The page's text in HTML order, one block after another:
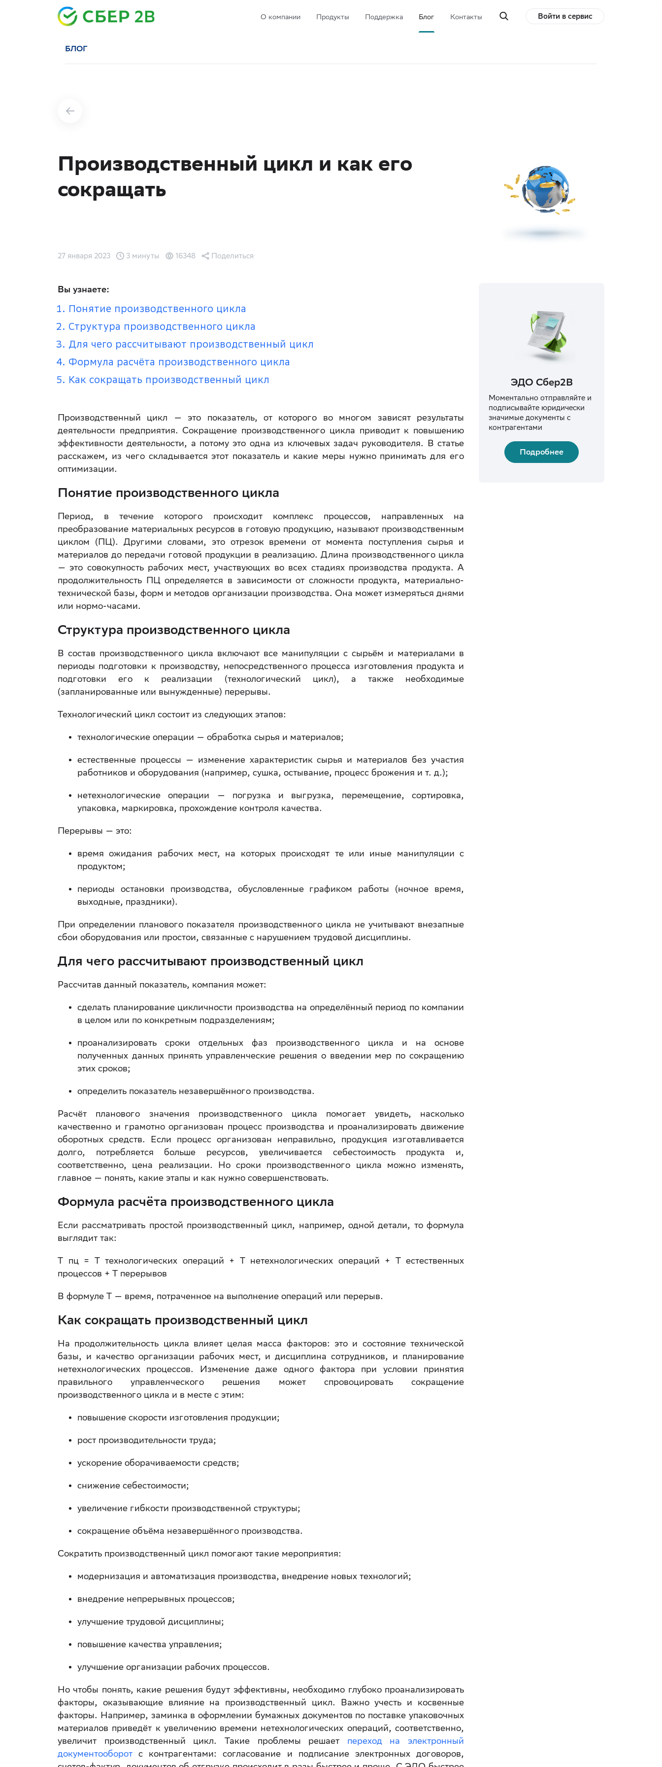
О компании Продукты Поддержка Блог Контакты Войти в сервис
БЛОГ
Производственный цикл и как его
сокращать
27 января 2023 3 минуты 16348 Поделиться
Вы узнаете:
Понятие производственного цикла
Структура производственного цикла
Для чего рассчитывают производственный цикл
Формула расчёта производственного цикла
Как сокращать производственный цикл
Производственный цикл — это показатель, от которого во многом зависят результаты
деятельности предприятия. Сокращение производственного цикла приводит к повышению
эффективности деятельности, а потому это одна из ключевых задач руководителя. В статье
расскажем, из чего складывается этот показатель и какие меры нужно принимать для его
оптимизации.
Понятие производственного цикла
Период, в течение которого происходит комплекс процессов, направленных на
преобразование материальных ресурсов в готовую продукцию, называют производственным
циклом (ПЦ). Другими словами, это отрезок времени от момента поступления сырья и
материалов до передачи готовой продукции в реализацию. Длина производственного цикла
— это совокупность рабочих мест, участвующих во всех стадиях производства продукта. А
продолжительность ПЦ определяется в зависимости от сложности продукта, материально-
технической базы, форм и методов организации производства. Она может измеряться днями
или нормо-часами.
Структура производственного цикла
В состав производственного цикла включают все манипуляции с сырьём и материалами в
периоды подготовки к производству, непосредственного процесса изготовления продукта и
подготовки его к реализации (технологический цикл), а также необходимые
(запланированные или вынужденные) перерывы.
Технологический цикл состоит из следующих этапов:
технологические операции — обработка сырья и материалов;
естественные процессы — изменение характеристик сырья и материалов без участия
работников и оборудования (например, сушка, остывание, процесс брожения и т. д.);
нетехнологические операции — погрузка и выгрузка, перемещение, сортировка,
упаковка, маркировка, прохождение контроля качества.
Перерывы — это:
время ожидания рабочих мест, на которых происходят те или иные манипуляции с
продуктом;
периоды остановки производства, обусловленные графиком работы (ночное время,
выходные, праздники).
При определении планового показателя производственного цикла не учитывают внезапные
сбои оборудования или простои, связанные с нарушением трудовой дисциплины.
Для чего рассчитывают производственный цикл
Рассчитав данный показатель, компания может:
сделать планирование цикличности производства на определённый период по компании
в целом или по конкретным подразделениям;
проанализировать сроки отдельных фаз производственного цикла и на основе
полученных данных принять управленческие решения о введении мер по сокращению
этих сроков;
определить показатель незавершённого производства.
Расчёт планового значения производственного цикла помогает увидеть, насколько
качественно и грамотно организован процесс производства и проанализировать движение
оборотных средств. Если процесс организован неправильно, продукция изготавливается
долго, потребляется больше ресурсов, увеличивается себестоимость продукта и,
соответственно, цена реализации. Но сроки производственного цикла можно изменять,
главное — понять, какие этапы и как нужно совершенствовать.
Формула расчёта производственного цикла
Если рассматривать простой производственный цикл, например, одной детали, то формула
выглядит так:
Т пц = Т технологических операций + Т нетехнологических операций + Т естественных
процессов + Т перерывов
В формуле Т — время, потраченное на выполнение операций или перерыв.
Как сокращать производственный цикл
На продолжительность цикла влияет целая масса факторов: это и состояние технической
базы, и качество организации рабочих мест, и дисциплина сотрудников, и планирование
нетехнологических процессов. Изменение даже одного фактора при условии принятия
правильного управленческого решения может спровоцировать сокращение
производственного цикла и в месте с этим:
повышение скорости изготовления продукции;
рост производительности труда;
ускорение оборачиваемости средств;
снижение себестоимости;
увеличение гибкости производственной структуры;
сокращение объёма незавершённого производства.
Сократить производственный цикл помогают такие мероприятия:
модернизация и автоматизация производства, внедрение новых технологий;
внедрение непрерывных процессов;
улучшение трудовой дисциплины;
повышение качества управления;
улучшение организации рабочих процессов.
Но чтобы понять, какие решения будут эффективны, необходимо глубоко проанализировать
факторы, оказывающие влияние на производственный цикл. Важно учесть и косвенные
факторы. Например, заминка в оформлении бумажных документов по поставке упаковочных
материалов приведёт к увеличению времени нетехнологических операций, соответственно,
увеличит производственный цикл. Такие проблемы решает переход на электронный
документооборот с контрагентами: согласование и подписание электронных договоров,
ЭДО Сбер2B
Моментально отправляйте и
подписывайте юридически
значимые документы с
контрагентами
Подробнее